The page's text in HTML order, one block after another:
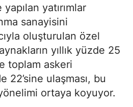
yatırımlar
sanayisini
oluşturulan özel
yıllık yüzde 25
toplam askeri
22’sine ulaşması, bu
ortaya koyuyor.